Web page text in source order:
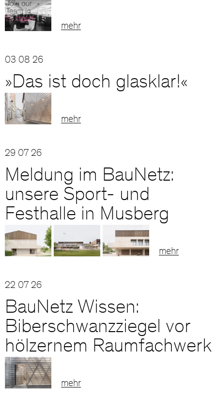
mehr
03 08 26
»Das ist doch glasklar!«
mehr
29 07 26
Meldung im BauNetz:
unsere Sport- und
Festhalle in Musberg
mehr
22 07 26
BauNetz Wissen:
Biberschwanzziegel vor
hölzernem Raumfachwerk
mehr